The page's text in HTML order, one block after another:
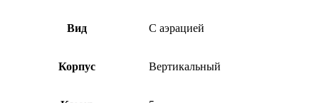
Вид С аэрацией
Корпус Вертикальный